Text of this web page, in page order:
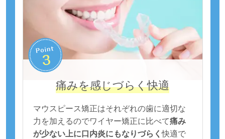
痛みを感じづらく快適
マウスピース矯正はそれぞれの歯に適切な
力を加えるのでワイヤー矯正に比べて痛み
が少ない上に口内炎にもなりづらく快適で